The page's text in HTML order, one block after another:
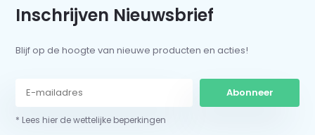
Inschrijven Nieuwsbrief
Blijf op de hoogte van nieuwe producten en acties!
Abonneer
* Lees hier de wettelijke beperkingen